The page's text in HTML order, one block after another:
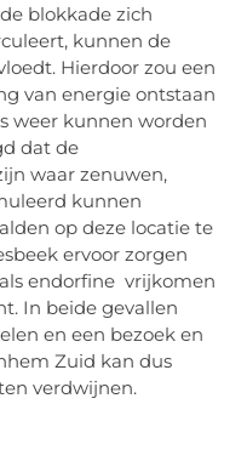
blokkade zich
kunnen de
Hierdoor zou een
van energie ontstaan
weer kunnen worden
dat de
waar zenuwen,
kunnen
op deze locatie te
ervoor zorgen
endorfine vrijkomen
In beide gevallen
en een bezoek en
Zuid kan dus
verdwijnen.